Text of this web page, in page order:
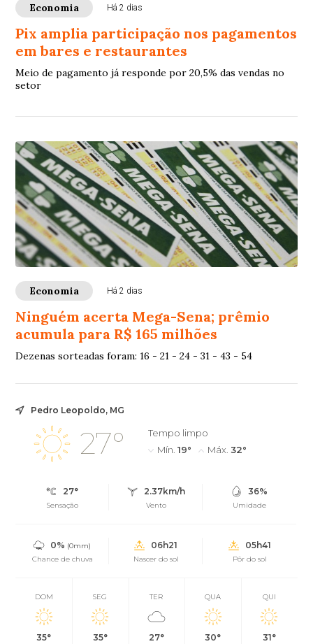
Economia Há 2 dias
Pix amplia participação nos pagamentos
em bares e restaurantes
Meio de pagamento já responde por 20,5% das vendas no
setor
Economia Há 2 dias
Ninguém acerta Mega-Sena; prêmio
acumula para R$ 165 milhões
Dezenas sorteadas foram: 16 - 21 - 24 - 31 - 43 - 54
Pedro Leopoldo, MG
27°
Tempo limpo
Mín. 19° Máx. 32°
27°
Sensação
2.37km/h
Vento
36%
Umidade
0% (0mm)
Chance de chuva
06h21
Nascer do sol
05h41
Pôr do sol
DOM
35°
SEG
35°
TER
27°
QUA
30°
QUI
31°